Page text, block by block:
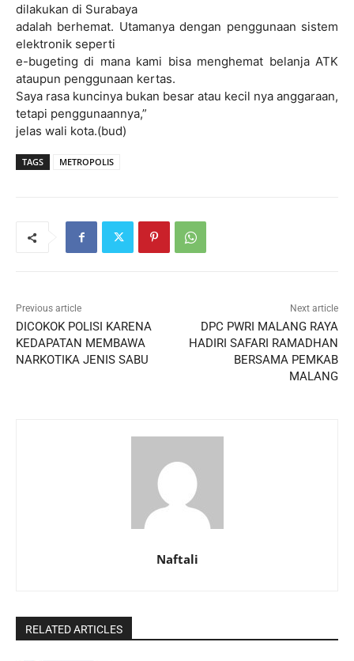
dilakukan di Surabaya
adalah berhemat. Utamanya dengan penggunaan sistem
elektronik seperti
e-bugeting di mana kami bisa menghemat belanja ATK
ataupun penggunaan kertas.
Saya rasa kuncinya bukan besar atau kecil nya anggaraan,
tetapi penggunaannya,”
jelas wali kota.(bud)
TAGS METROPOLIS
Previous article
DICOKOK POLISI KARENA
KEDAPATAN MEMBAWA
NARKOTIKA JENIS SABU
Next article
DPC PWRI MALANG RAYA
HADIRI SAFARI RAMADHAN
BERSAMA PEMKAB
MALANG
Naftali
RELATED ARTICLES